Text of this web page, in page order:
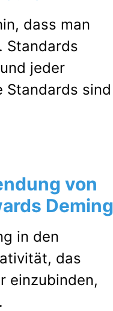
dass man
Standards
jeder
Standards sind
von
Deming
in den
das
einzubinden,